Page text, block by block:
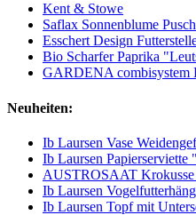
Kent & Stowe
Saflax Sonnenblume
Esschert Design
Bio Scharfer Paprika
GARDENA combisystem
Neuheiten:
Ib Laursen Vase
Ib Laursen Papierserviette
AUSTROSAAT
Ib Laursen
Ib Laursen Topf mit